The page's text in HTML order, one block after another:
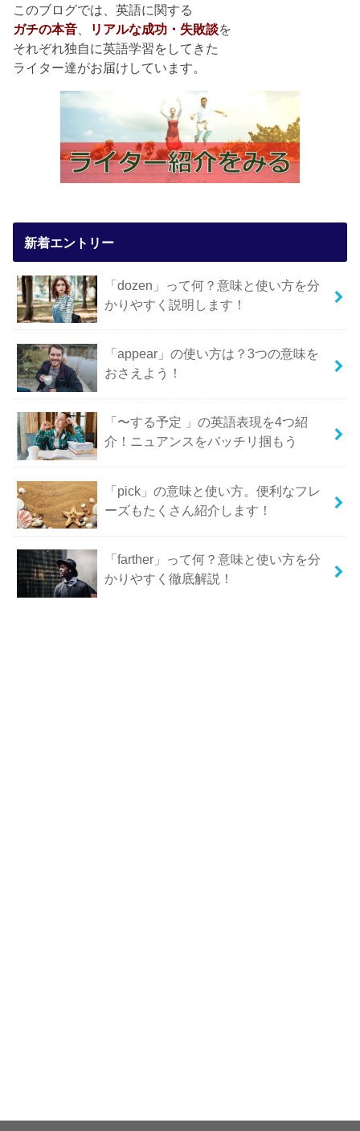
このブログでは、英語に関する
ガチの本音
リアルな成功・失敗談を
それぞれ独自に英語学習をしてきた
ライター達がお届けしています。
新着エントリー
「dozen」って何？意味と使い方を分
かりやすく説明します！
「appear」の使い方は？3つの意味を
おさえよう！
「〜する予定 」の英語表現を4つ紹
介！ニュアンスをバッチリ掴もう
「pick」の意味と使い方。便利なフレ
ーズもたくさん紹介します！
「farther」って何？意味と使い方を分
かりやすく徹底解説！